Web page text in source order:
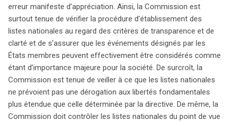
erreur manifeste d’appréciation. Ainsi, la Commission est
surtout tenue de vérifier la procédure d’établissement des
listes nationales au regard des critères de transparence et de
clarté et de s’assurer que les événements désignés par les
États membres peuvent effectivement être considérés comme
étant d’importance majeure pour la société. De surcroît, la
Commission est tenue de veiller à ce que les listes nationales
ne prévoient pas une dérogation aux libertés fondamentales
plus étendue que celle déterminée par la directive. De même, la
Commission doit contrôler les listes nationales du point de vue